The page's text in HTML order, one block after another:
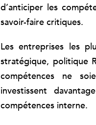
d’anticiper les
savoir-faire critiques.
Les entreprises les
stratégique, politique
compétences ne
investissent
compétences interne.